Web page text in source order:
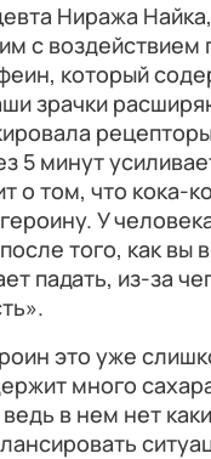
Ниража
с воздействием
который
зрачки
5 минут
о том, что кока-
У
того, как вы
падать, из-за
это уже
много
в нем нет